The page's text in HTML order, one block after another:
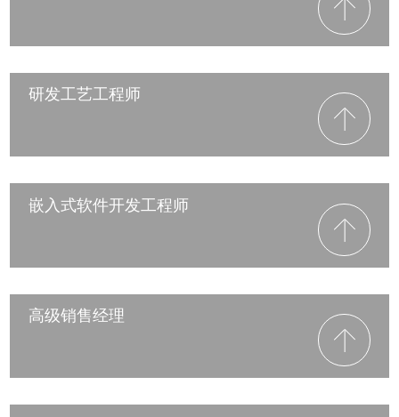
研发工艺工程师
嵌入式软件开发工程师
高级销售经理